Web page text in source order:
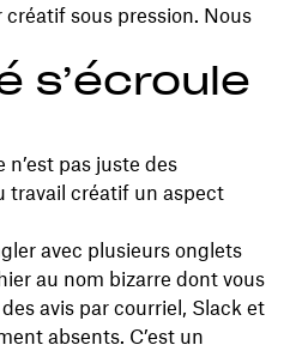
sous pression. Nous
s’écroule
pas juste des
travail créatif un aspect
avec plusieurs onglets
au nom bizarre dont vous
avis par courriel, Slack et
absents. C’est un